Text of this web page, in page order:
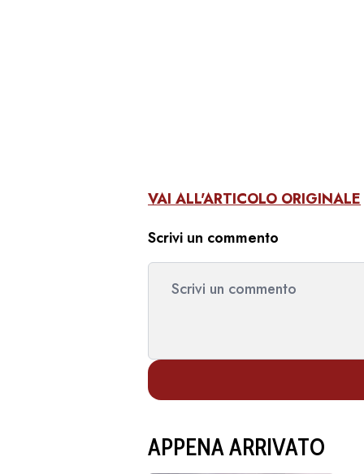
VAI ALL'ARTICOLO ORIGINALE
Scrivi un commento
APPENA ARRIVATO